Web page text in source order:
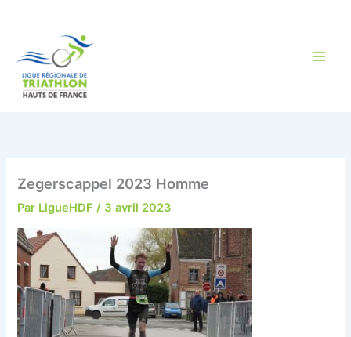
Zegerscappel 2023 Homme
Par LigueHDF/ 3 avril 2023